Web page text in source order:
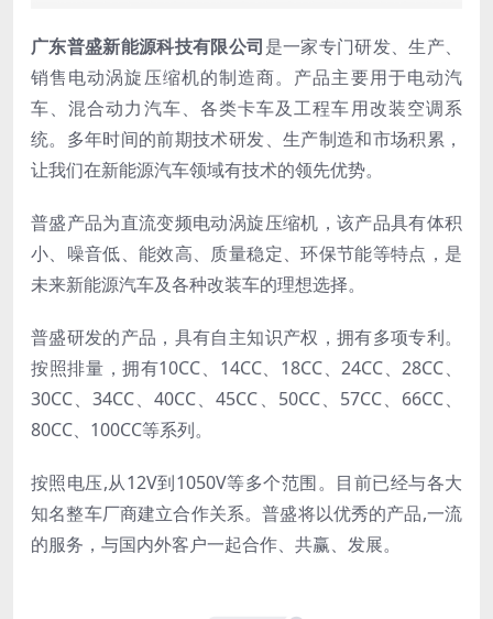
广东普盛新能源科技有限公司是一家专门研发、生产、
销售电动涡旋压缩机的制造商。产品主要用于电动汽
车、混合动力汽车、各类卡车及工程车用改装空调系
统。多年时间的前期技术研发、生产制造和市场积累，
让我们在新能源汽车领域有技术的领先优势。
普盛产品为直流变频电动涡旋压缩机，该产品具有体积
小、噪音低、能效高、质量稳定、环保节能等特点，是
未来新能源汽车及各种改装车的理想选择。
普盛研发的产品，具有自主知识产权，拥有多项专利。
按照排量，拥有10CC、14CC、18CC、24CC、28CC、
30CC、34CC、40CC、45CC、50CC、57CC、66CC、
80CC、100CC等系列。
按照电压,从12V到1050V等多个范围。目前已经与各大
知名整车厂商建立合作关系。普盛将以优秀的产品,一流
的服务，与国内外客户一起合作、共赢、发展。